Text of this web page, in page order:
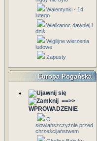
Walentynki - 14
lutego
Wielkanoc dawniej i
dziś
Wigilijne wierzenia
ludowe
Zapusty
Europa Pogańska
==>>
WPROWADZENIE
O
słowiańszczyźnie przed
chrześcijaństwem